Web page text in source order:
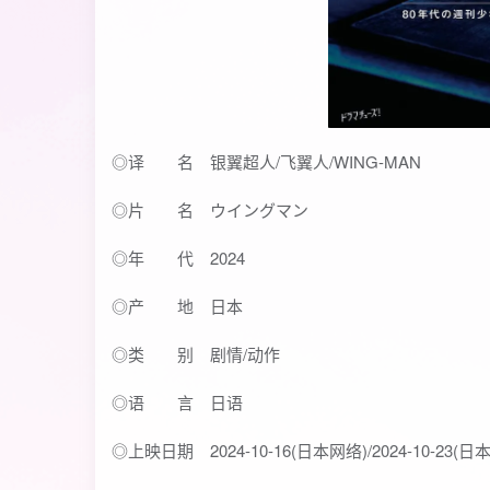
◎译 名 银翼超人/飞翼人/WING-MAN
◎片 名 ウイングマン
◎年 代 2024
◎产 地 日本
◎类 别 剧情/动作
◎语 言 日语
◎上映日期 2024-10-16(日本网络)/2024-10-23(日